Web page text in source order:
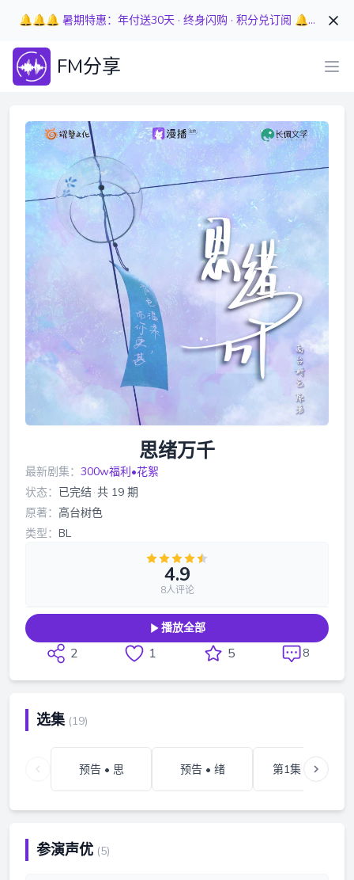
🔔🔔🔔 暑期特惠：年付送30天 · 终身闪购 · 积分兑订阅 🔔🔔🔔
FM分享
思绪万千
最新剧集： 300w福利•花絮
状态： 已完结·共 19 期
原著： 高台树色
类型： BL
4.9
8人评论
播放全部
2 1 5 8
选集 (19)
预告 • 思 预告 • 绪 第1集 • 相遇
参演声优 (5)